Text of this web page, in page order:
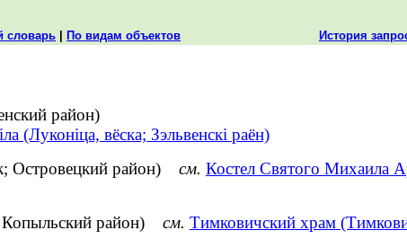
словарь По видам объектов История
район)
(Луконіца, вёска; Зэльвенскі раён)
Островецкий район) см. Костел Святого Михаила
Копыльский район) см. Тимковичский храм